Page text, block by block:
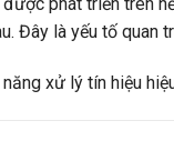
được phát triển trên
Đây là yếu tố
năng xử lý tín hiệu